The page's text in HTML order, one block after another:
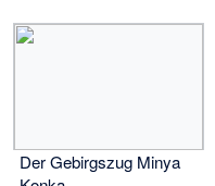
Der Gebirgszug Minya